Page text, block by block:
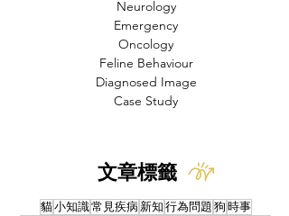
Neurology
Emergency
Oncology
Feline Behaviour
Diagnosed Image
Case Study
文章標籤
貓小知識常見疾病 新知 行為問題 狗 時事